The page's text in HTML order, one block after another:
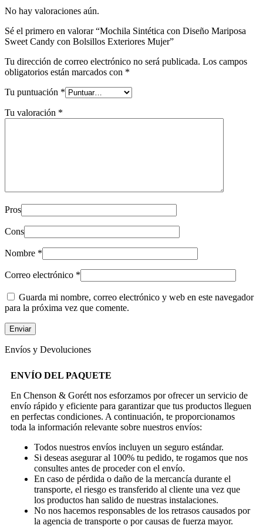
No hay valoraciones aún.
Sé el primero en valorar “Mochila Sintética con Diseño Mariposa
Sweet Candy con Bolsillos Exteriores Mujer”
Tu dirección de correo electrónico no será publicada. Los campos
obligatorios están marcados con *
Tu puntuación *
Tu valoración *
Pros
Cons
Nombre *
Correo electrónico *
Guarda mi nombre, correo electrónico y web en este navegador
para la próxima vez que comente.
Envíos y Devoluciones
ENVÍO DEL PAQUETE
En Chenson & Gorétt nos esforzamos por ofrecer un servicio de
envío rápido y eficiente para garantizar que tus productos lleguen
en perfectas condiciones. A continuación, te proporcionamos
toda la información relevante sobre nuestros envíos:
Todos nuestros envíos incluyen un seguro estándar.
Si deseas asegurar al 100% tu pedido, te rogamos que nos
consultes antes de proceder con el envío.
En caso de pérdida o daño de la mercancía durante el
transporte, el riesgo es transferido al cliente una vez que
los productos han salido de nuestras instalaciones.
No nos hacemos responsables de los retrasos causados por
la agencia de transporte o por causas de fuerza mayor.